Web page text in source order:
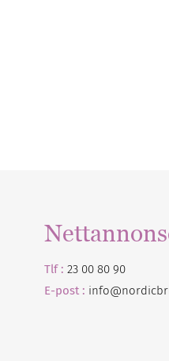
Tlf : 23 00 80 90
E-post :